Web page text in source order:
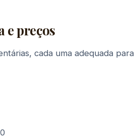
e preços
cada uma adequada para